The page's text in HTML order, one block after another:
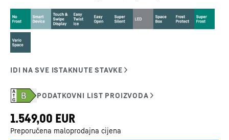
Preporučena maloprodajna cijena